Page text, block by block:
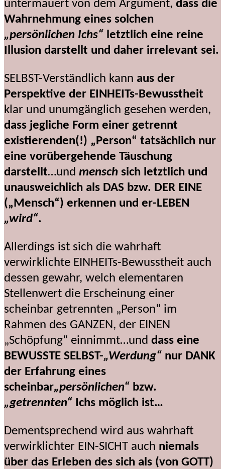
untermauert von dem Argument, dass die
Wahrnehmung eines solchen
„persönlichen Ichs“ letztlich eine reine
Illusion darstellt und daher irrelevant sei.
SELBST-Verständlich kann aus der
Perspektive der EINHEITs-Bewusstheit
klar und unumgänglich gesehen werden,
dass jegliche Form einer getrennt
existierenden(!) „Person“ tatsächlich nur
eine vorübergehende Täuschung
darstellt…und mensch sich letztlich und
unausweichlich als DAS bzw. DER EINE
(„Mensch“) erkennen und er-LEBEN
„wird“.
Allerdings ist sich die wahrhaft
verwirklichte EINHEITs-Bewusstheit auch
dessen gewahr, welch elementaren
Stellenwert die Erscheinung einer
scheinbar getrennten „Person“ im
Rahmen des GANZEN, der EINEN
„Schöpfung“ einnimmt…und dass eine
BEWUSSTE SELBST-„Werdung“ nur DANK
der Erfahrung eines
scheinbar„persönlichen“ bzw.
„getrennten“ Ichs möglich ist…
Dementsprechend wird aus wahrhaft
verwirklichter EIN-SICHT auch niemals
über das Erleben des sich als (von GOTT)